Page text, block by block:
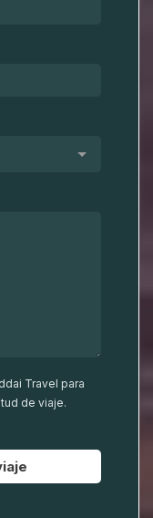
Travel para
de viaje.